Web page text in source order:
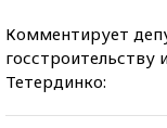
Комментирует
госстроительству
Тетердинко: